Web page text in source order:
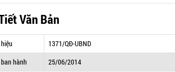
Văn Bản
1371/QĐ-UBND
hành
25/06/2014